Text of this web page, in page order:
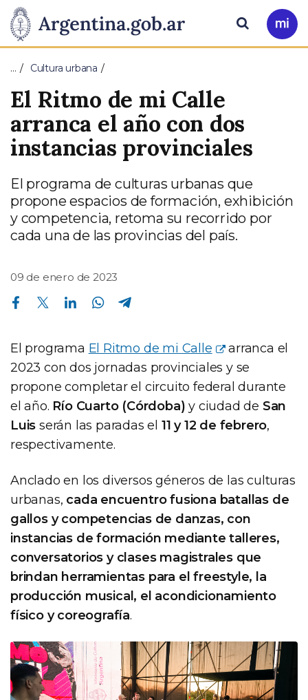
Presidencia
de
la
Nación
Pasar al contenido principal
Ir
a
Buscar
… Cultura urbana
El Ritmo de mi Calle
arranca el año con dos
instancias provinciales
El programa de culturas urbanas que
propone espacios de formación, exhibición
y competencia, retoma su recorrido por
cada una de las provincias del país.
09 de enero de 2023
Compartir en Facebook Compartir en Twitter Compartir en Linkedin Compartir en Whatsapp
El programa El Ritmo de mi Calle
arranca el
2023 con dos jornadas provinciales y se
propone completar el circuito federal durante
el año. Río Cuarto (Córdoba) y ciudad de San
Luis serán las paradas el 11 y 12 de febrero,
respectivamente.
Anclado en los diversos géneros de las culturas
urbanas, cada encuentro fusiona batallas de
gallos y competencias de danzas, con
instancias de formación mediante talleres,
conversatorios y clases magistrales que
brindan herramientas para el freestyle, la
producción musical, el acondicionamiento
físico y coreografía.